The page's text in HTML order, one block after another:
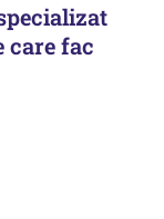
care fac